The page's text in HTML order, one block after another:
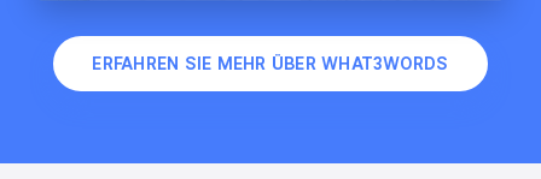
ERFAHREN SIE MEHR ÜBER WHAT3WORDS